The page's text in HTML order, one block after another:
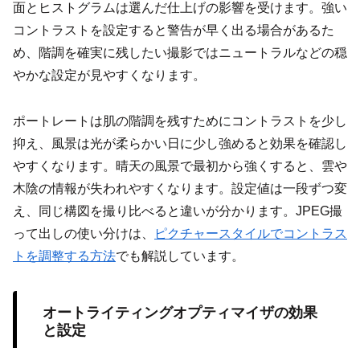
面とヒストグラムは選んだ仕上げの影響を受けます。強い
コントラストを設定すると警告が早く出る場合があるた
め、階調を確実に残したい撮影ではニュートラルなどの穏
やかな設定が見やすくなります。
ポートレートは肌の階調を残すためにコントラストを少し
抑え、風景は光が柔らかい日に少し強めると効果を確認し
やすくなります。晴天の風景で最初から強くすると、雲や
木陰の情報が失われやすくなります。設定値は一段ずつ変
え、同じ構図を撮り比べると違いが分かります。JPEG撮
って出しの使い分けは、
ピクチャースタイルでコントラス
トを調整する方法でも解説しています。
オートライティングオプティマイザの効果
と設定